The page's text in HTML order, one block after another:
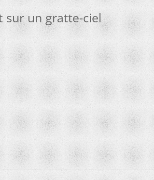
sur un gratte-ciel